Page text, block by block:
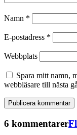
Namn *
E-postadress *
Webbplats
Spara mitt namn,
webbläsare till nästa
6 kommentarer